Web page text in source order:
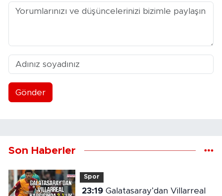
Gönder
Son Haberler
Spor
23:19Galatasaray’dan Villarreal